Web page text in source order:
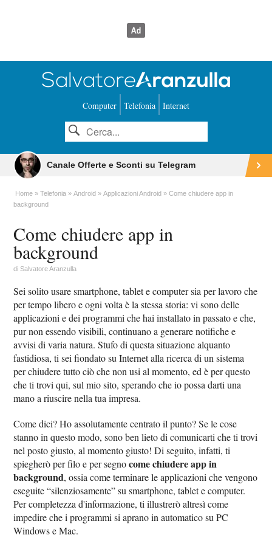
Computer Telefonia Internet
Canale Offerte e Sconti su Telegram
Home Telefonia Android Applicazioni Android
Come chiudere app in
background
Come chiudere app in
background
diSalvatore Aranzulla
Sei solito usare smartphone, tablet e computer sia per lavoro che
per tempo libero e ogni volta è la stessa storia: vi sono delle
applicazioni e dei programmi che hai installato in passato e che,
pur non essendo visibili, continuano a generare notifiche e
avvisi di varia natura. Stufo di questa situazione alquanto
fastidiosa, ti sei fiondato su Internet alla ricerca di un sistema
per chiudere tutto ciò che non usi al momento, ed è per questo
che ti trovi qui, sul mio sito, sperando che io possa darti una
mano a riuscire nella tua impresa.
Come dici? Ho assolutamente centrato il punto? Se le cose
stanno in questo modo, sono ben lieto di comunicarti che ti trovi
nel posto giusto, al momento giusto! Di seguito, infatti, ti
spiegherò per filo e per segnocome chiudere app in
background, ossia come terminare le applicazioni che vengono
eseguite “silenziosamente” su smartphone, tablet e computer.
Per completezza d'informazione, ti illustrerò altresì come
impedire che i programmi si aprano in automatico su PC
Windows e Mac.